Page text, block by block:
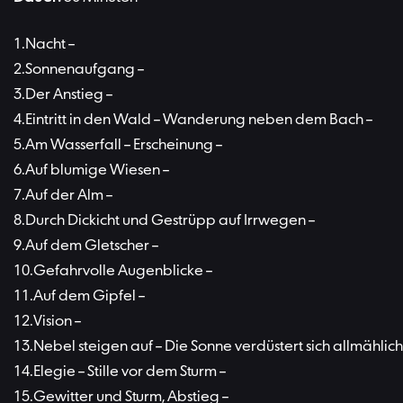
Nacht –
Sonnenaufgang –
Der Anstieg –
Eintritt in den Wald – Wanderung neben dem Bach –
Am Wasserfall – Erscheinung –
Auf blumige Wiesen –
Auf der Alm –
Durch Dickicht und Gestrüpp auf Irrwegen –
Auf dem Gletscher –
Gefahrvolle Augenblicke –
Auf dem Gipfel –
Vision –
Nebel steigen auf – Die Sonne verdüstert sich allmählich
Elegie – Stille vor dem Sturm –
Gewitter und Sturm, Abstieg –